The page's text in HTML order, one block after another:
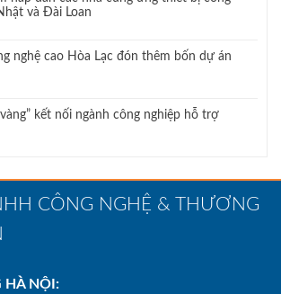
và Đài Loan
nghệ cao Hòa Lạc đón thêm bốn dự án
kết nối ngành công nghiệp hỗ trợ
CÔNG NGHỆ & THƯƠNG
HÀ NỘI: